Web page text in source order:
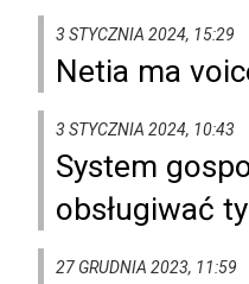
3 STYCZNIA 2024, 15:29
Netia ma
3 STYCZNIA 2024, 10:43
System
obsługiwać
27 GRUDNIA 2023, 11:59